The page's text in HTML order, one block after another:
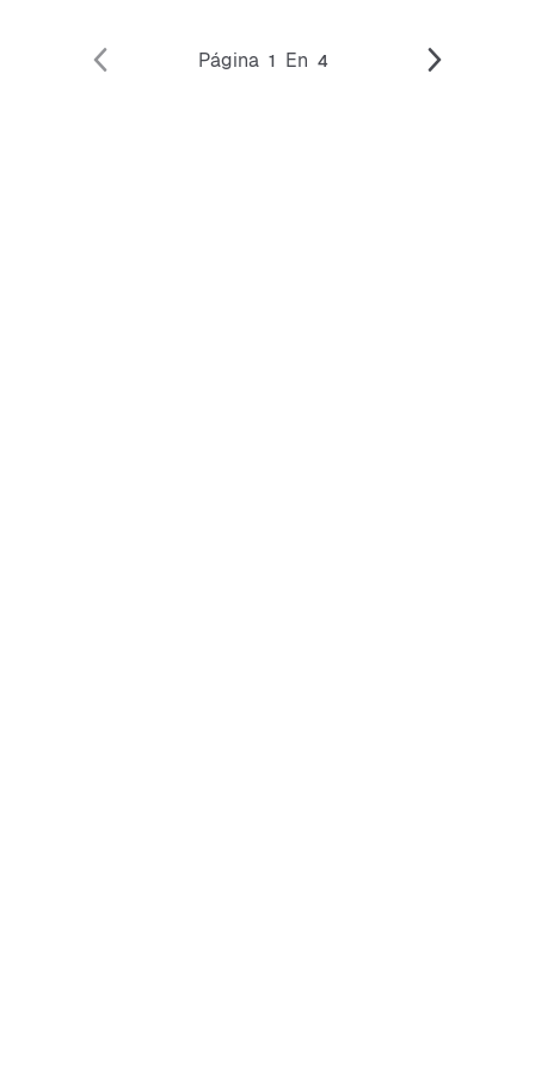
Página 1 En 4